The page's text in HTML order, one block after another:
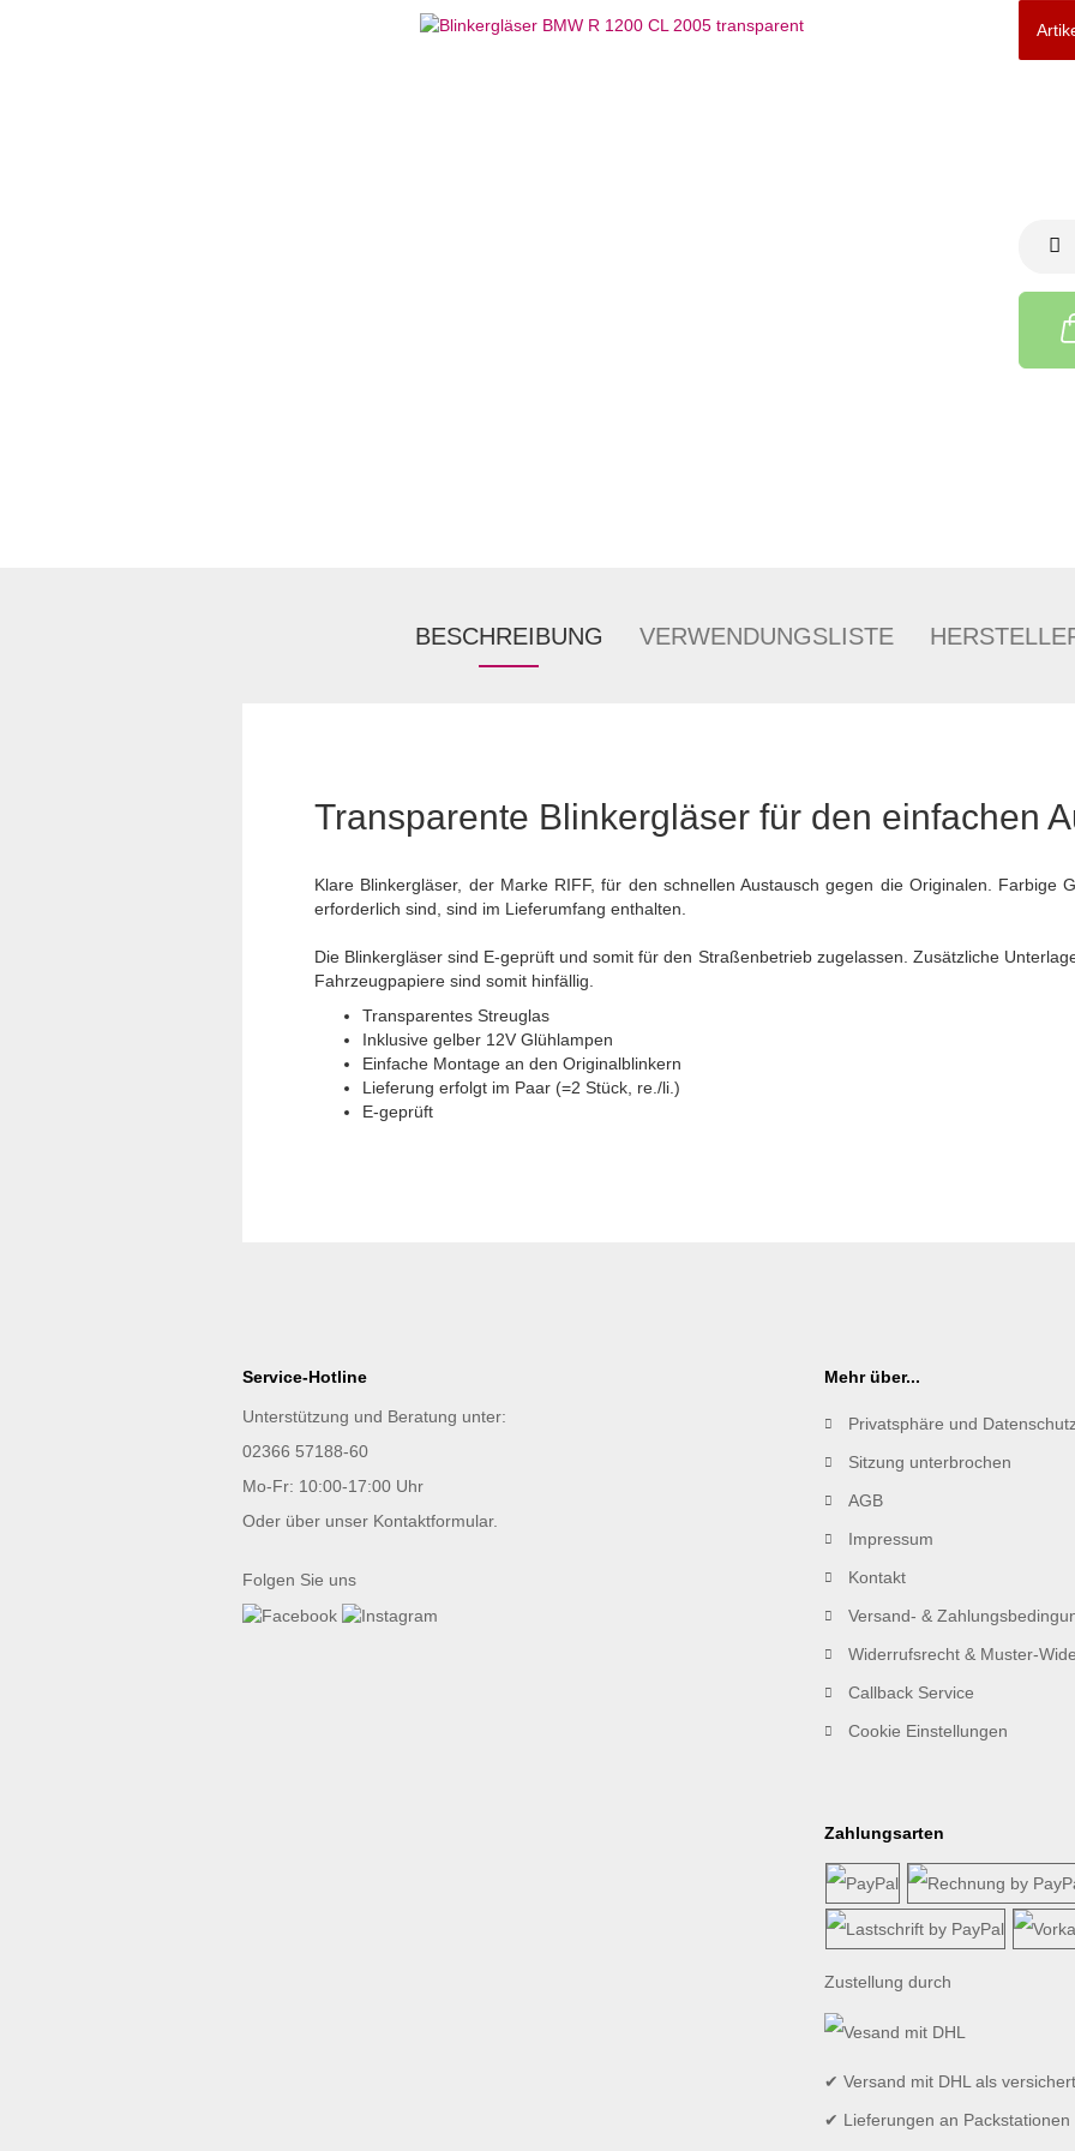
BESCHREIBUNG VERWENDUNGSLISTE
Transparente Blinkergläser für den einfachen
Klare Blinkergläser, der Marke RIFF, für den schnellen Austausch gegen die Originalen. Farbige
erforderlich sind, sind im Lieferumfang enthalten.
Die Blinkergläser sind E-geprüft und somit für den Straßenbetrieb zugelassen. Zusätzliche
Fahrzeugpapiere sind somit hinfällig.
Transparentes Streuglas
Inklusive gelber 12V Glühlampen
Einfache Montage an den Originalblinkern
Lieferung erfolgt im Paar (=2 Stück, re./li.)
E-geprüft
Service-Hotline
Unterstützung und Beratung unter:
02366 57188-60
Mo-Fr: 10:00-17:00 Uhr
Oder über unser Kontaktformular.
Folgen Sie uns
Mehr über...
Privatsphäre und
Sitzung unterbrochen
AGB
Impressum
Kontakt
Versand- &
Widerrufsrecht & Muster-
Callback Service
Cookie Einstellungen
Zahlungsarten
Zustellung durch
✔ Versand mit DHL als
✔ Lieferungen an Packstationen